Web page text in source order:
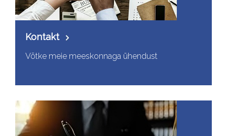
Kontakt
Võtke meie meeskonnaga ühendust